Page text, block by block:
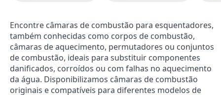
Encontre câmaras de combustão para esquentadores,
também conhecidas como corpos de combustão,
câmaras de aquecimento, permutadores ou conjuntos
de combustão, ideais para substituir componentes
danificados, corroídos ou com falhas no aquecimento
da água. Disponibilizamos câmaras de combustão
originais e compatíveis para diferentes modelos de